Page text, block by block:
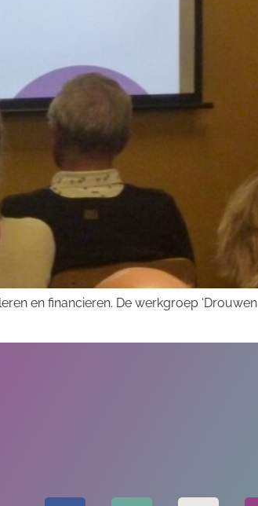
en financieren. De werkgroep ‘Drouwen